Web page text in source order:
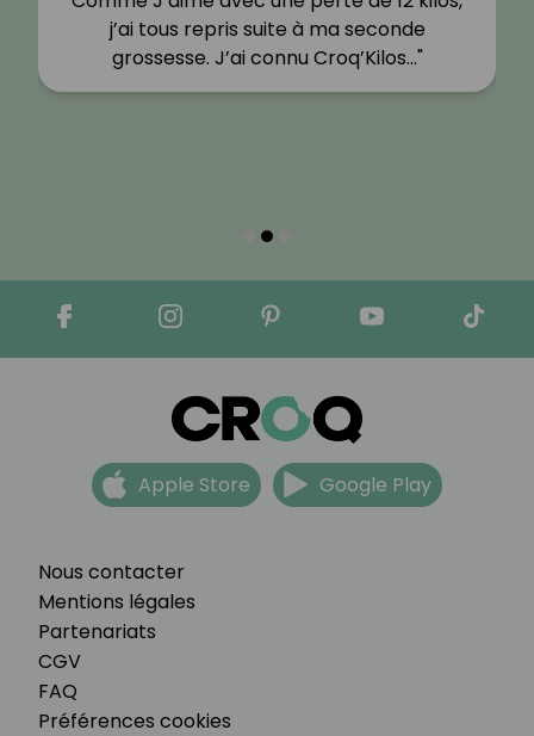
j’ai tous repris suite à ma seconde
grossesse. J’ai connu Croq’Kilos…"
Nous contacter
Mentions légales
Partenariats
CGV
FAQ
Préférences cookies
Apple Store Google Play